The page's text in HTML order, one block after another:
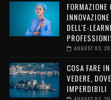
DELL'E-
AUGUST 03,
COSA FARE
VEDERE,
IMPERDIBILI